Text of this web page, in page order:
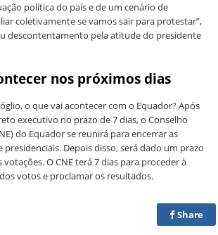
política do país e de um cenário de
coletivamente se vamos sair para protestar”,
descontentamento pela atitude do presidente
nos próximos dias
o que vai acontecer com o Equador? Após
executivo no prazo de 7 dias, o Conselho
do Equador se reunirá para encerrar as
presidenciais. Depois disso, será dado um prazo
votações. O CNE terá 7 dias para proceder à
votos e proclamar os resultados.
Share